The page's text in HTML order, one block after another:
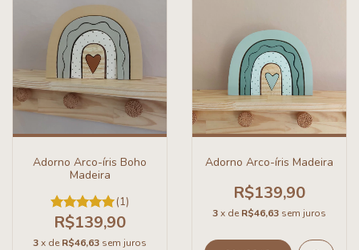
Adorno Arco-íris Boho
Madeira
(1)
R$139,90
3x de R$46,63 sem juros
Adorno Arco-íris Madeira
R$139,90
3x de R$46,63 sem juros